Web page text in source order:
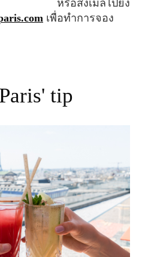
อส่งเมล์ไปยัง
เพื่อทำการจอง
Paris' tip